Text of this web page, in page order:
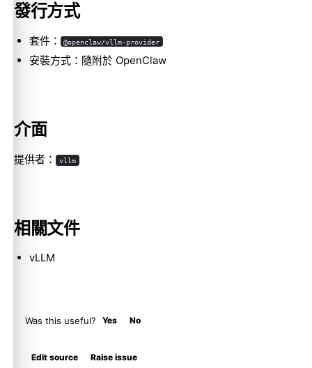
發行方式
套件： @openclaw/vllm-provider
安裝方式：隨附於 OpenClaw
介面
提供者： vllm
相關文件
vLLM
Was this useful? Yes No
Edit source Raise issue